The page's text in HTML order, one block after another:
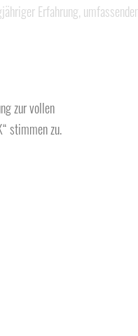
zur vollen
stimmen zu.
Erfahrung,